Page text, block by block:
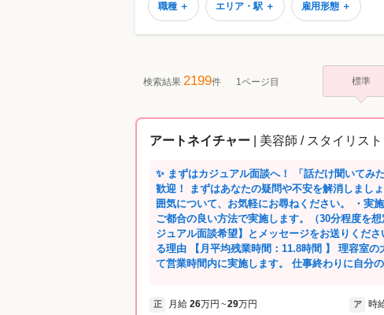
職種 ＋ エリア・駅 ＋ 雇用形態 ＋
検索結果 2199件 1ページ目 標準
アートネイチャー | 美容師 / スタイリスト
✨ まずはカジュアル面談へ！ 「話だけ聞いてみ
歓迎！ まずはあなたの疑問や不安を解消しましょう。 実際の業務内容やサロンの雰
囲気について、お気軽にお尋ねください。 ・実
ご都合の良い方法で実施します。（30分程度を
ジュアル面談希望】とメッセージをお送りください。 💖 アートネイチャーが
る理由 【月平均残業時間：11.8時間 】 理容室
て営業時間内に実施します。 仕事終わりに自分
ワード受賞】 2018年第3回『ホワイト企業アワー
正 月給 26万円 ~29万円 ア 時